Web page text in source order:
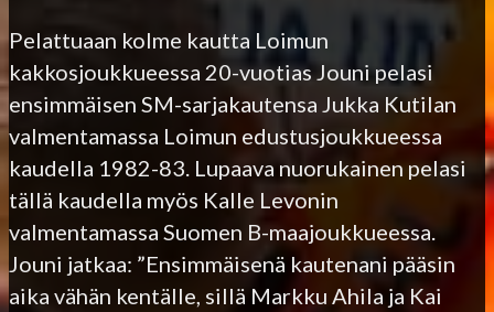
Pelattuaan kolme kautta Loimun
kakkosjoukkueessa 20-vuotias Jouni pelasi
ensimmäisen SM-sarjakautensa Jukka Kutilan
valmentamassa Loimun edustusjoukkueessa
kaudella 1982-83. Lupaava nuorukainen pelasi
tällä kaudella myös Kalle Levonin
valmentamassa Suomen B-maajoukkueessa.
Jouni jatkaa: ”Ensimmäisenä kautenani pääsin
aika vähän kentälle, sillä Markku Ahila ja Kai